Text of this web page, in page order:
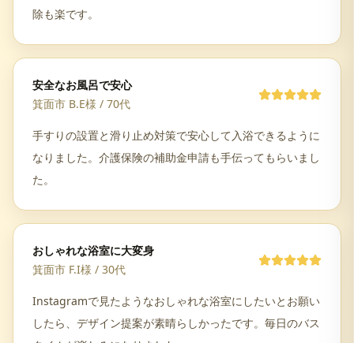
除も楽です。
安全なお風呂で安心
箕面市 B.E様 / 70代
手すりの設置と滑り止め対策で安心して入浴できるように
なりました。介護保険の補助金申請も手伝ってもらいまし
た。
おしゃれな浴室に大変身
箕面市 F.I様 / 30代
Instagramで見たようなおしゃれな浴室にしたいとお願い
したら、デザイン提案が素晴らしかったです。毎日のバス